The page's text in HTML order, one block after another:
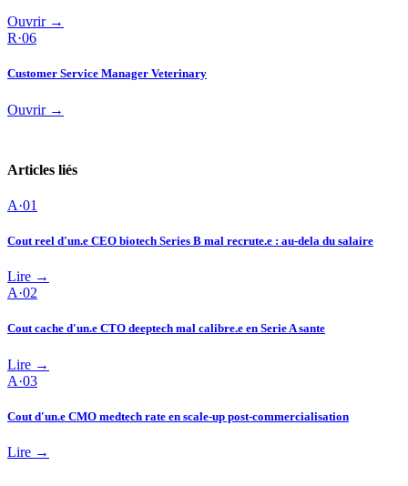
Ouvrir →
R·06
Customer Service Manager Veterinary
Ouvrir →
Articles liés
A·01
Cout reel d'un.e CEO biotech Series B mal recrute.e : au-dela du salaire
Lire →
A·02
Cout cache d'un.e CTO deeptech mal calibre.e en Serie A sante
Lire →
A·03
Cout d'un.e CMO medtech rate en scale-up post-commercialisation
Lire →